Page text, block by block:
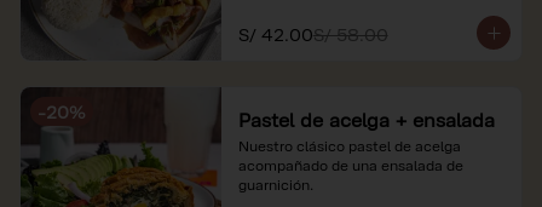
S/ 42.00S/ 58.00
-20% Pastel de acelga + ensalada
Nuestro clásico pastel de acelga
acompañado de una ensalada de
guarnición.